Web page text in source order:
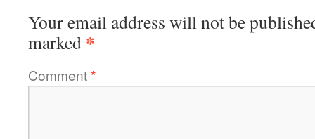
Your email address will not be
marked *
Comment*